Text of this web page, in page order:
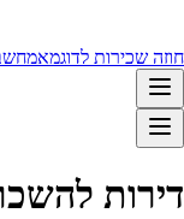
חוזה שכירות לדוגמא
דירות